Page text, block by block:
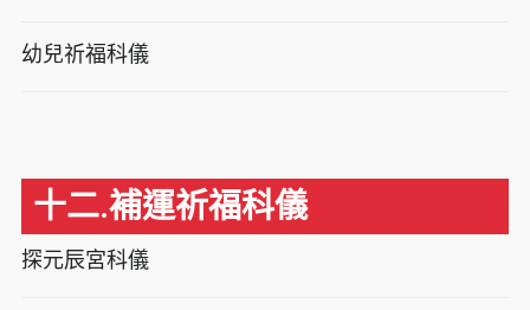
幼兒祈福科儀
十二.補運祈福科儀
探元辰宮科儀